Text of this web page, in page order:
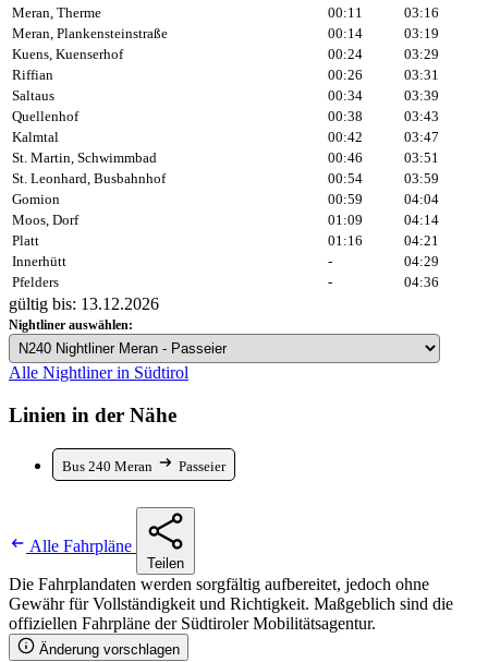
Meran, Therme
00:11
03:16
Meran, Plankensteinstraße
00:14
03:19
Kuens, Kuenserhof
00:24
03:29
Riffian
00:26
03:31
Saltaus
00:34
03:39
Quellenhof
00:38
03:43
Kalmtal
00:42
03:47
St. Martin, Schwimmbad
00:46
03:51
St. Leonhard, Busbahnhof
00:54
03:59
Gomion
00:59
04:04
Moos, Dorf
01:09
04:14
Platt
01:16
04:21
Innerhütt
-
04:29
Pfelders
- 04:36
gültig bis: 13.12.2026
Nightliner auswählen:
Alle Nightliner in Südtirol
Linien in der Nähe
Bus 240 Meran Passeier
Alle Fahrpläne
Teilen
Die Fahrplandaten werden sorgfältig aufbereitet, jedoch ohne
Gewähr für Vollständigkeit und Richtigkeit. Maßgeblich sind die
offiziellen Fahrpläne der Südtiroler Mobilitätsagentur.
Änderung vorschlagen